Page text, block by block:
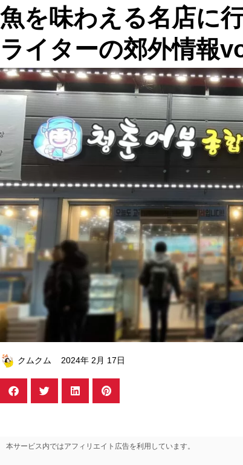
魚を味わえる名店に
ライターの郊外情報
クムクム 2024年 2月 17日
本サービス内ではアフィリエイト広告を利用しています。